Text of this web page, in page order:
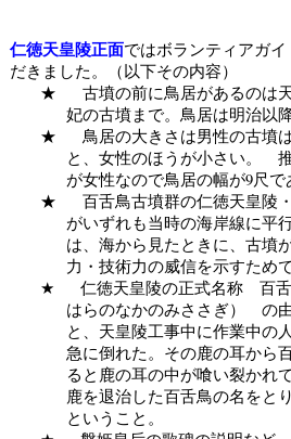
仁徳天皇陵正面ではボランティアガ
だきました。（以下その内容）
★
古墳の前に鳥居があるのは
妃の古墳まで。鳥居は明治以
★
鳥居の大きさは男性の古墳
と、女性のほうが小さい。
が女性なので鳥居の幅が9尺
★
百舌鳥古墳群の仁徳天皇陵
がいずれも当時の海岸線に平
は、海から見たときに、古墳
力・技術力の威信を示すためで
★
仁徳天皇陵の正式名称 百
はらのなかのみささぎ） の
と、天皇陵工事中に作業中の
急に倒れた。その鹿の耳から
ると鹿の耳の中が喰い裂かれ
鹿を退治した百舌鳥の名をと
ということ。